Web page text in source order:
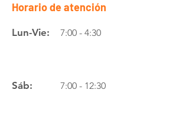
Horario de atención
Lun-Vie: 7:00 - 4:30
Sáb: 7:00 - 12:30